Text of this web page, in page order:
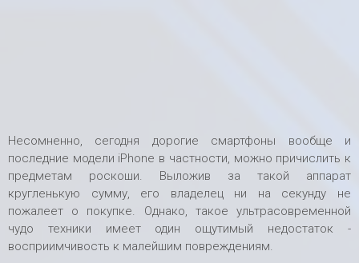
Несомненно, сегодня дорогие смартфоны вообще и
последние модели iPhone в частности, можно причислить к
предметам роскоши. Выложив за такой аппарат
кругленькую сумму, его владелец ни на секунду не
пожалеет о покупке. Однако, такое ультрасовременной
чудо техники имеет один ощутимый недостаток -
восприимчивость к малейшим повреждениям.